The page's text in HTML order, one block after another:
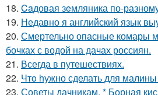
18. Caдовая зeмляника по-
19. Недавно я английский язык
20. Смертельно опасные комары
бочках с водой на дачах россиян.
21. Всегда в путешествиях.
22. Чтo hужно сделать для
23. Советы дачникам. * Борная